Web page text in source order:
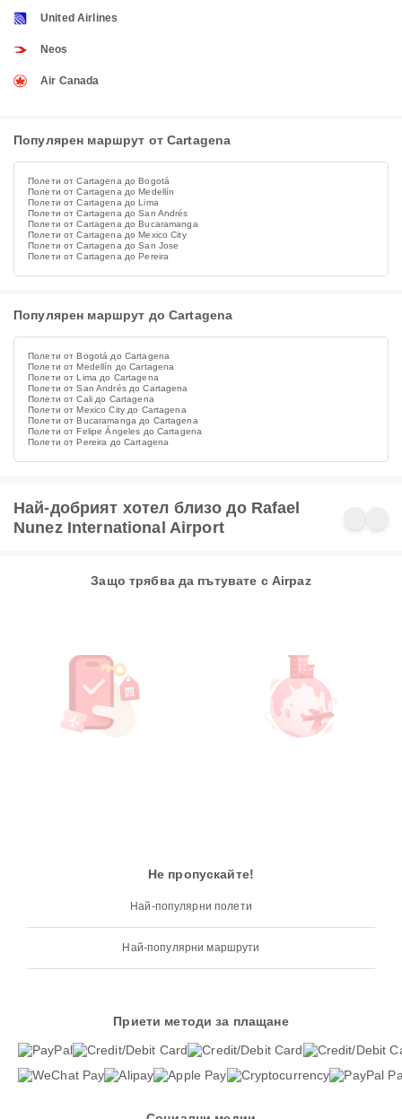
United Airlines
Neos
Air Canada
Популярен маршрут от Cartagena
Полети от Cartagena до Bogotá
Полети от Cartagena до Medellín
Полети от Cartagena до Lima
Полети от Cartagena до San Andrés
Полети от Cartagena до Bucaramanga
Полети от Cartagena до Mexico City
Полети от Cartagena до San Jose
Полети от Cartagena до Pereira
Популярен маршрут до Cartagena
Полети от Bogotá до Cartagena
Полети от Medellín до Cartagena
Полети от Lima до Cartagena
Полети от San Andrés до Cartagena
Полети от Cali до Cartagena
Полети от Mexico City до Cartagena
Полети от Bucaramanga до Cartagena
Полети от Felipe Ángeles до Cartagena
Полети от Pereira до Cartagena
Най-добрият хотел близо до Rafael
Nunez International Airport
Защо трябва да пътувате с Airpaz
Не пропускайте!
Най-популярни полети
Най-популярни маршрути
Приети методи за плащане